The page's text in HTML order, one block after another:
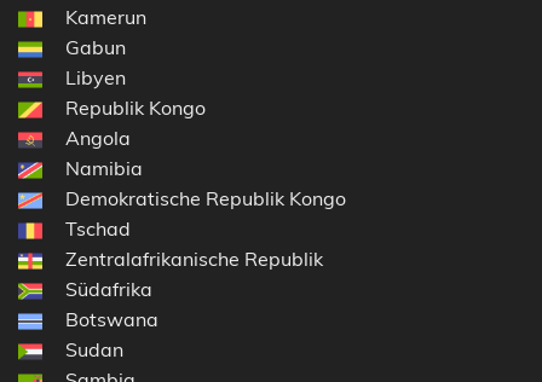
Kamerun
Gabun
Libyen
Republik Kongo
Angola
Namibia
Demokratische Republik Kongo
Tschad
Zentralafrikanische Republik
Südafrika
Botswana
Sudan